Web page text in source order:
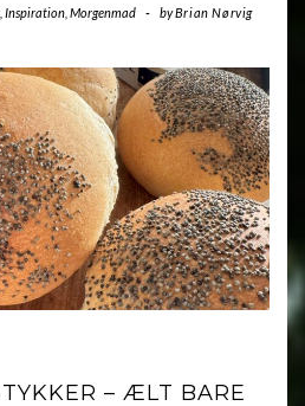
Inspiration Morgenmad - byBrian Nørvig
– ÆLT BARE